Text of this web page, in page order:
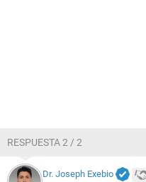
RESPUESTA 2 / 2
Dr. Joseph Exebio